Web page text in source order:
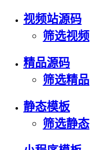
视频站源码
筛选视频
精品源码
筛选精品
静态模板
筛选静态